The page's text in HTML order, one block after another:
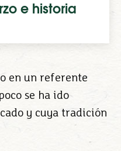
e historia
en un referente
se ha ido
y cuya tradición